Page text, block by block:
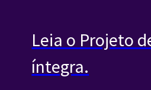
Leia o Projeto
íntegra.